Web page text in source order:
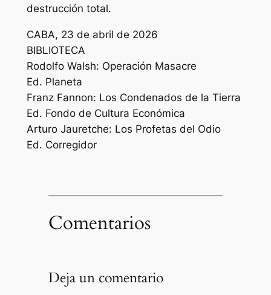
destrucción total.
CABA, 23 de abril de 2026
BIBLIOTECA
Rodolfo Walsh: Operación Masacre
Ed. Planeta
Franz Fannon: Los Condenados de la Tierra
Ed. Fondo de Cultura Económica
Arturo Jauretche: Los Profetas del Odio
Ed. Corregidor
Comentarios
Deja un comentario